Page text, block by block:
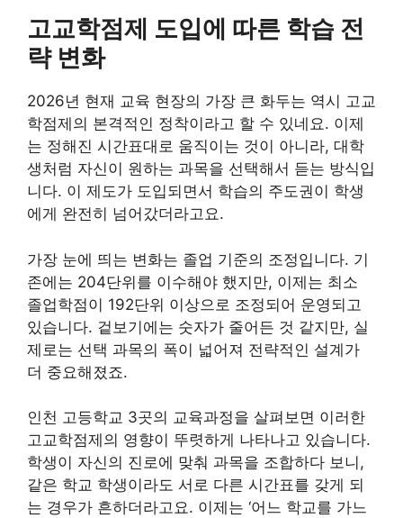
고교학점제 도입에 따른 학습 전
략 변화
2026년 현재 교육 현장의 가장 큰 화두는 역시 고교
학점제의 본격적인 정착이라고 할 수 있네요. 이제
는 정해진 시간표대로 움직이는 것이 아니라, 대학
생처럼 자신이 원하는 과목을 선택해서 듣는 방식입
니다. 이 제도가 도입되면서 학습의 주도권이 학생
에게 완전히 넘어갔더라고요.
가장 눈에 띄는 변화는 졸업 기준의 조정입니다. 기
존에는 204단위를 이수해야 했지만, 이제는 최소
졸업학점이 192단위 이상으로 조정되어 운영되고
있습니다. 겉보기에는 숫자가 줄어든 것 같지만, 실
제로는 선택 과목의 폭이 넓어져 전략적인 설계가
더 중요해졌죠.
인천 고등학교 3곳의 교육과정을 살펴보면 이러한
고교학점제의 영향이 뚜렷하게 나타나고 있습니다.
학생이 자신의 진로에 맞춰 과목을 조합하다 보니,
같은 학교 학생이라도 서로 다른 시간표를 갖게 되
는 경우가 흔하더라고요. 이제는 ‘어느 학교를 가느